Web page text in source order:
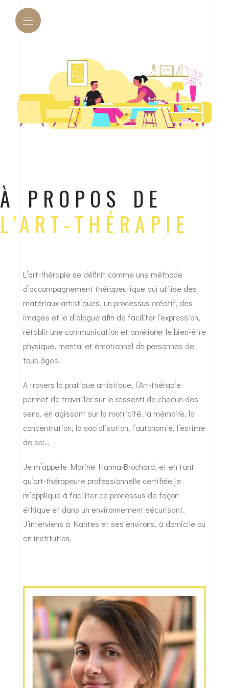
À PROPOS DE
L'ART-THÉRAPIE
L’art-thérapie se définit comme une méthode
d’accompagnement thérapeutique qui utilise des
matériaux artistiques, un processus créatif, des
images et le dialogue afin de faciliter l’expression,
rétablir une communication et améliorer le bien-être
physique, mental et émotionnel de personnes de
tous âges.
A travers la pratique artistique, l’Art-thérapie
permet de travailler sur le ressenti de chacun des
sens, en agissant sur la motricité, la mémoire, la
concentration, la socialisation, l’autonomie, l’estime
de soi…
Je m’appelle Marine Hanna-Brochard, et en tant
qu’art-thérapeute professionnelle certifiée je
m’applique à faciliter ce processus de façon
éthique et dans un environnement sécurisant.
J’interviens à Nantes et ses environs, à domicile ou
en institution.